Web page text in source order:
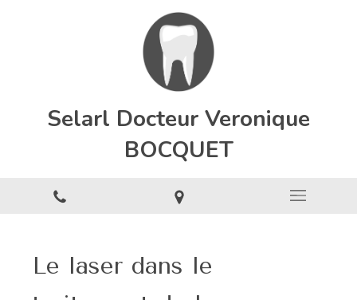
Selarl Docteur Veronique
BOCQUET
Le laser dans le